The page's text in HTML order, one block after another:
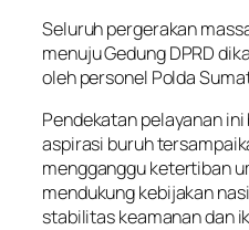
Seluruh pergerakan
menuju Gedung DPRD
oleh personel Polda
Pendekatan pelayanan
aspirasi buruh
mengganggu ketertiban
mendukung kebijakan
stabilitas keamanan dan